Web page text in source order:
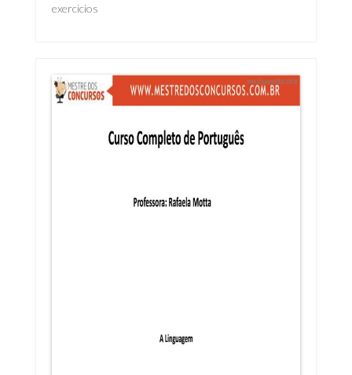
exercicios